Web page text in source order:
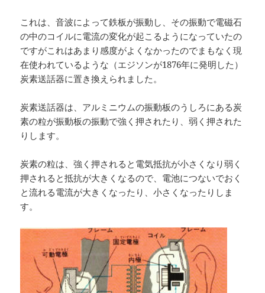
これは、音波によって鉄板が振動し、その振動で電磁石
の中のコイルに電流の変化が起こるようになっていたの
ですがこれはあまり感度がよくなかったのでまもなく現
在使われているような（エジソンが1876年に発明した）
炭素送話器に置き換えられました。
炭素送話器は、アルミニウムの振動板のうしろにある炭
素の粒が振動板の振動で強く押されたり、弱く押された
りします。
炭素の粒は、強く押されると電気抵抗が小さくなり弱く
押されると抵抗が大きくなるので、電池につないでおく
と流れる電流が大きくなったり、小さくなったりしま
す。